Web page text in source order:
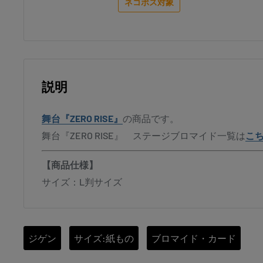
ネコポス対象
説明
舞台『ZERO RISE』 の商品です。
舞台『ZERO RISE』 ステージブロマイド一覧は こ
【商品仕様】
サイズ：L判サイズ
ジゲン サイズ:紙もの ブロマイド・カード